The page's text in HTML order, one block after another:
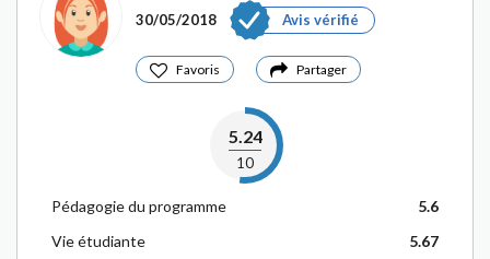
30/05/2018
Avis vérifié
Favoris Partager
5.24
10
Pédagogie du programme
5.6
Vie étudiante
5.67